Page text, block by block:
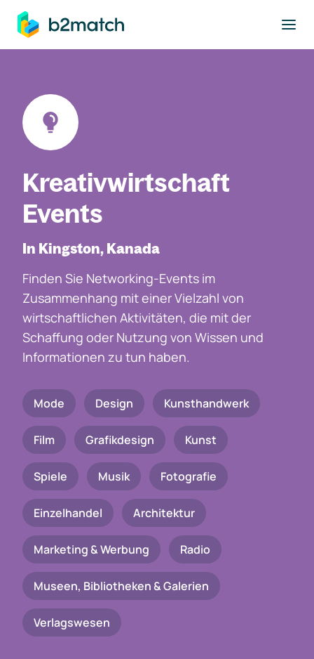
springen
Kreativwirtschaft
Events
In Kingston, Kanada
Finden Sie Networking-Events im
Zusammenhang mit einer Vielzahl von
wirtschaftlichen Aktivitäten, die mit der
Schaffung oder Nutzung von Wissen und
Informationen zu tun haben.
Mode Design Kunsthandwerk
Film Grafikdesign Kunst
Spiele Musik Fotografie
Einzelhandel Architektur
Marketing & Werbung Radio
Museen, Bibliotheken & Galerien
Verlagswesen